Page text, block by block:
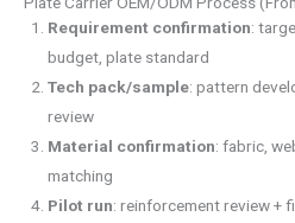
Requirement confirmation:
budget, plate standard
Tech pack/sample: pattern
review
Material confirmation: fabric,
matching
Pilot run: reinforcement review +